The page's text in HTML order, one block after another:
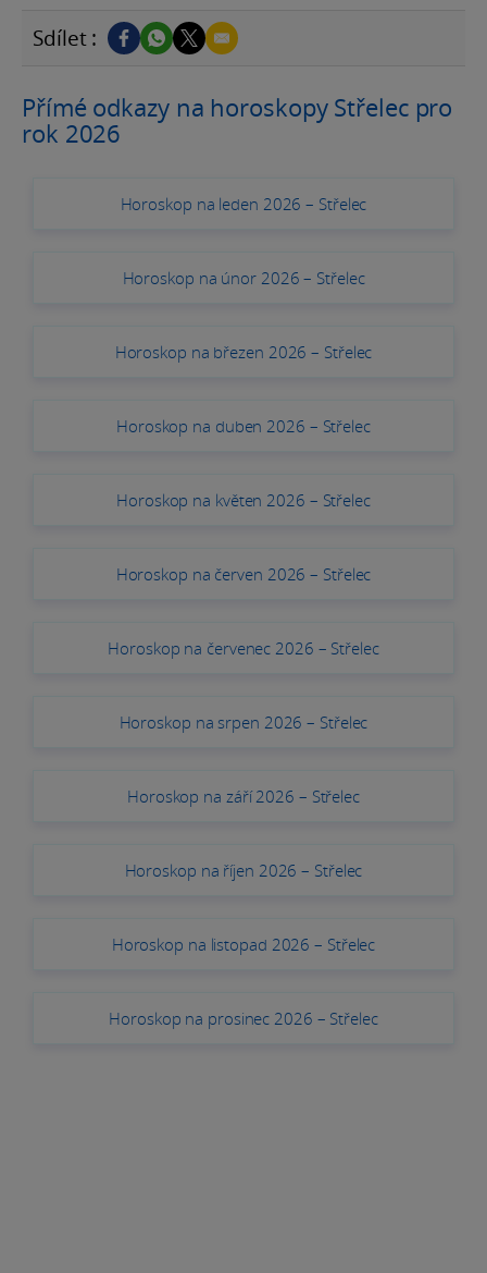
Sdílet :
Přímé odkazy na horoskopy Střelec pro
rok 2026
Horoskop na leden 2026 – Střelec
Horoskop na únor 2026 – Střelec
Horoskop na březen 2026 – Střelec
Horoskop na duben 2026 – Střelec
Horoskop na květen 2026 – Střelec
Horoskop na červen 2026 – Střelec
Horoskop na červenec 2026 – Střelec
Horoskop na srpen 2026 – Střelec
Horoskop na září 2026 – Střelec
Horoskop na říjen 2026 – Střelec
Horoskop na listopad 2026 – Střelec
Horoskop na prosinec 2026 – Střelec